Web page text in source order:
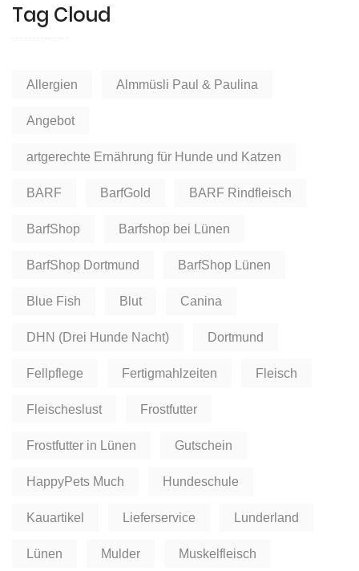
Tag Cloud
Allergien Almmüsli Paul & Paulina
Angebot
artgerechte Ernährung für Hunde und Katzen
BARF BarfGold BARF Rindfleisch
BarfShop Barfshop bei Lünen
BarfShop Dortmund BarfShop Lünen
Blue Fish Blut Canina
DHN (Drei Hunde Nacht) Dortmund
Fellpflege Fertigmahlzeiten Fleisch
Fleischeslust Frostfutter
Frostfutter in Lünen Gutschein
HappyPets Much Hundeschule
Kauartikel Lieferservice Lunderland
Lünen Mulder Muskelfleisch